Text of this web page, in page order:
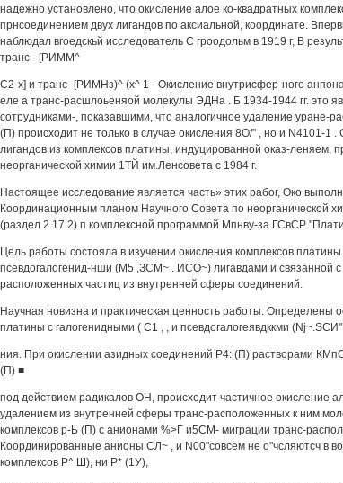
надежно установлено, что окисление алое ко-квадратных
прнсоединением двух лигандов по аксиальной, координате.
наблюдал вгоедскьй исследователь С гроодольм в 1919 г, В
транс - [РИММ^
С2-х] и транс- [РИМНз)^ (х^ 1 - Окисление внутрисфер-ного
еле а транс-расшлоьеняой молекулы ЭДНа . Б 1934-1944 гг. это
сотрудниками-, показавшими, что аналогичное удаление уране-
(П) происходит не только в случае окисления 8О/" , но и N4101-1 .
лигандов из комплексов платины, индуцированной оказ-леняем,
неорганической химии 1ТЙ им.Ленсовета с 1984 г.
Настоящее исследование является часть» этих рабог, Око
Координационным планом Научного Совета по неорганической
(раздел 2.17.2) п комплексной программой Мпнву-за ГСвСР
Цель работы состояла в изучении окисления комплексов
псевдогалогенид-нши (М5 ,ЗСМ~ . ИСО~) лигавдами и связанной с
расположенных частиц из внутренней сферы соединений.
Научная новизна и практическая ценность работы. Определены
платины с галогенидными ( С1 , , и псевдогалогеявдккми
ния. При окислении азидных соединений Р4: (П) растворами
(П) ■
под действием радикалов ОН, происходит частичное окисление
удалением из внутренней сферы транс-расположенных к ним
комплексов р-Ь (П) с анионами %>Г и5СМ- миграции транс-
Координированные анионы СЛ~ , и N00"совсем не о"чсляютсч в
комплексов Р^ Ш), ни Р* (1У),